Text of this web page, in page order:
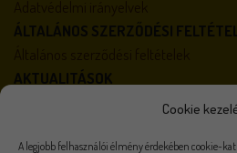
Cookie
A legjobb felhasználói élmény érdekében cookie-
ÁLTALÁNOS SZERZŐDÉSI
AKTUALITÁSOK